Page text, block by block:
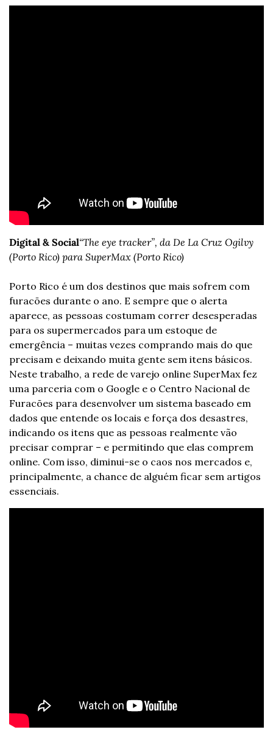
Digital & Social“The eye tracker”, da De La Cruz Ogilvy
(Porto Rico) para SuperMax (Porto Rico)
Porto Rico é um dos destinos que mais sofrem com
furacões durante o ano. E sempre que o alerta
aparece, as pessoas costumam correr desesperadas
para os supermercados para um estoque de
emergência – muitas vezes comprando mais do que
precisam e deixando muita gente sem itens básicos.
Neste trabalho, a rede de varejo online SuperMax fez
uma parceria com o Google e o Centro Nacional de
Furacões para desenvolver um sistema baseado em
dados que entende os locais e força dos desastres,
indicando os itens que as pessoas realmente vão
precisar comprar – e permitindo que elas comprem
online. Com isso, diminui-se o caos nos mercados e,
principalmente, a chance de alguém ficar sem artigos
essenciais.